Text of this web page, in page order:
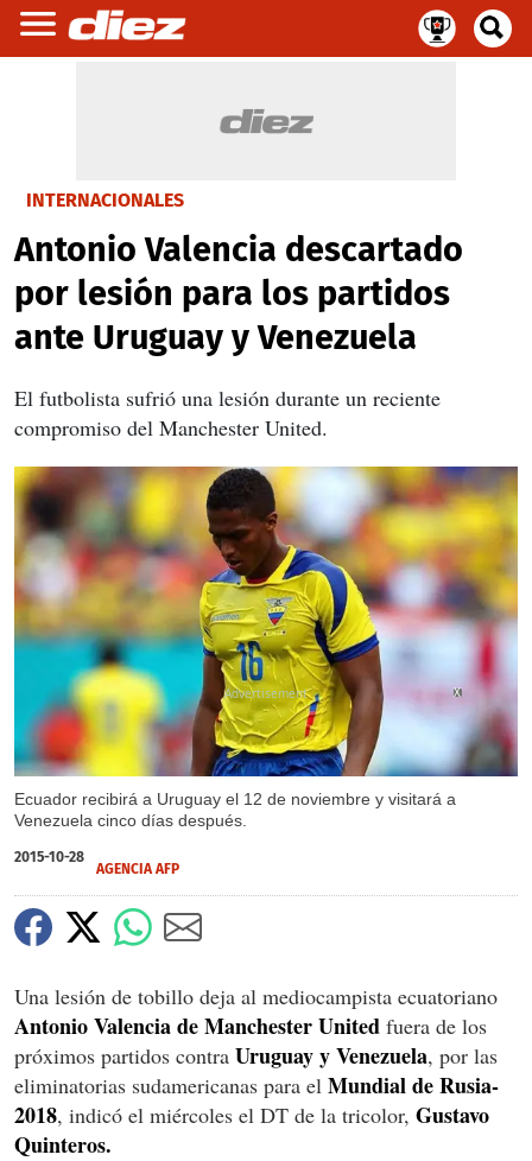
INTERNACIONALES
Antonio Valencia descartado
por lesión para los partidos
ante Uruguay y Venezuela
El futbolista sufrió una lesión durante un reciente
compromiso del Manchester United.
Ecuador recibirá a Uruguay el 12 de noviembre y visitará a
Venezuela cinco días después.
X
2015-10-28
AGENCIA AFP
Una lesión de tobillo deja al mediocampista ecuatoriano
Antonio Valencia de Manchester United fuera de los
próximos partidos contra Uruguay y Venezuela, por las
eliminatorias sudamericanas para el Mundial de Rusia-
2018, indicó el miércoles el DT de la tricolor, Gustavo
Quinteros.